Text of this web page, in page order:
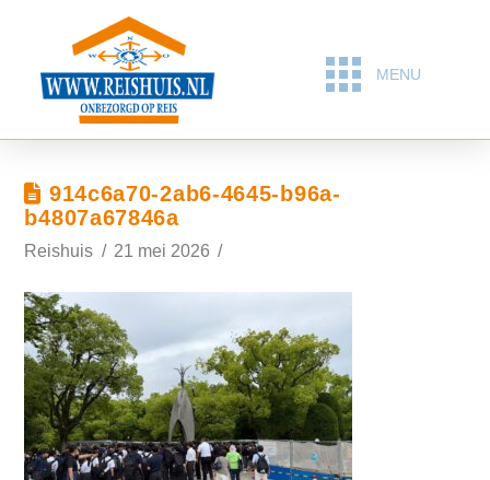
MENU
914c6a70-2ab6-4645-b96a-
b4807a67846a
Reishuis 21 mei 2026